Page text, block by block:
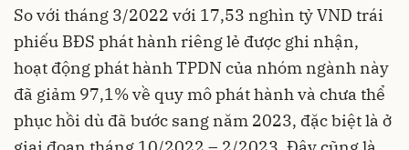
So với tháng 3/2022 với 17,53 nghìn tỷ VND trái
phiếu BĐS phát hành riêng lẻ được ghi nhận,
hoạt động phát hành TPDN của nhóm ngành này
đã giảm 97,1% về quy mô phát hành và chưa thể
phục hồi dù đã bước sang năm 2023, đặc biệt là ở